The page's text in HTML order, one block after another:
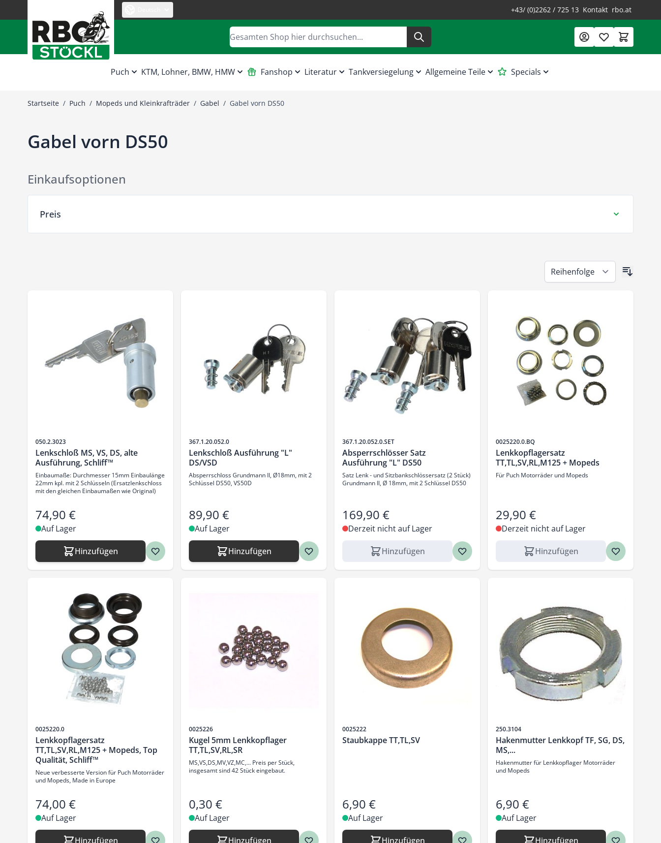
+43/ (0)2262 / 725 13 Kontakt rbo.at
Suche
Puch KTM, Lohner, BMW, HMW Fanshop Literatur Tankversiegelung Allgemeine Teile Specials
Startseite / Puch / Mopeds und Kleinkrafträder / Gabel / Gabel vorn DS50
Gabel vorn DS50
Einkaufsoptionen
Preis
Artikelnr.
050.2.3023
Lenkschloß MS, VS, DS, alte
Ausführung, Schliff™
Einbaumaße: Durchmesser 15mm Einbaulänge
22mm kpl. mit 2 Schlüsseln (Ersatzlenkschloss
mit den gleichen Einbaumaßen wie Original)
74,90 €
Auf Lager
Hinzufügen
Artikelnr.
367.1.20.052.0
Lenkschloß Ausführung "L"
DS/VSD
Absperrschloss Grundmann II, Ø18mm, mit 2
Schlüssel DS50, VS50D
89,90 €
Auf Lager
Hinzufügen
Artikelnr.
367.1.20.052.0.SET
Absperrschlösser Satz
Ausführung "L" DS50
Satz Lenk - und Sitzbankschlössersatz (2 Stück)
Grundmann II, Ø 18mm, mit 2 Schlüssel DS50
169,90 €
Derzeit nicht auf Lager
Hinzufügen
Artikelnr.
0025220.0.BQ
Lenkkopflagersatz
TT,TL,SV,RL,M125 + Mopeds
Für Puch Motorräder und Mopeds
29,90 €
Derzeit nicht auf Lager
Hinzufügen
Artikelnr.
0025220.0
Lenkkopflagersatz
TT,TL,SV,RL,M125 + Mopeds, Top
Qualität, Schliff™
Neue verbesserte Version für Puch Motorräder
und Mopeds, Made in Europe
74,00 €
Auf Lager
Hinzufügen
Artikelnr.
0025226
Kugel 5mm Lenkkopflager
TT,TL,SV,RL,SR
MS,VS,DS,MV,VZ,MC,... Preis per Stück,
insgesamt sind 42 Stück eingebaut.
0,30 €
Auf Lager
Hinzufügen
Artikelnr.
0025222
Staubkappe TT,TL,SV
6,90 €
Auf Lager
Hinzufügen
Artikelnr.
250.3104
Hakenmutter Lenkkopf TF, SG, DS,
MS,...
Hakenmutter für Lenkkopflager Motorräder
und Mopeds
6,90 €
Auf Lager
Hinzufügen